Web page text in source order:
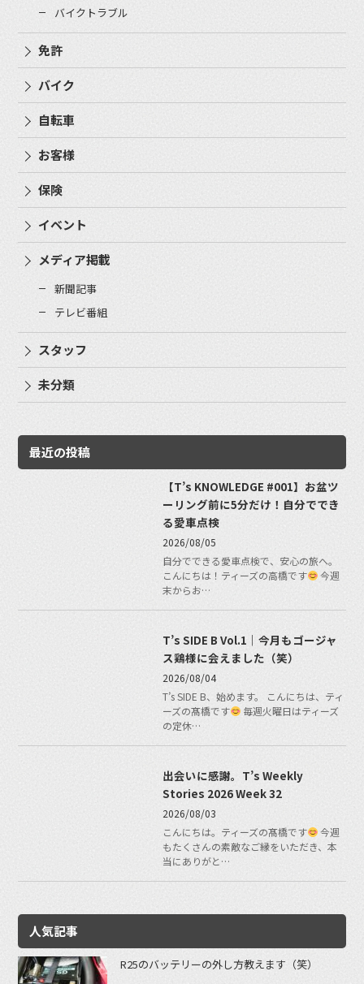
バイクトラブル
免許
バイク
自転車
お客様
保険
イベント
メディア掲載
新聞記事
テレビ番組
スタッフ
未分類
最近の投稿
【T’s KNOWLEDGE #001】お盆ツ
ーリング前に5分だけ！自分ででき
る愛車点検
2026/08/05
自分でできる愛車点検で、安心の旅へ。
こんにちは！ティーズの高橋です
今週
末からお…
T’s SIDE B Vol.1｜今月もゴージャ
ス鶏様に会えました（笑）
2026/08/04
T’s SIDE B、始めます。 こんにちは、ティ
ーズの髙橋です
毎週火曜日はティーズ
の定休…
出会いに感謝。T’s Weekly
Stories 2026 Week 32
2026/08/03
こんにちは。ティーズの髙橋です
今週
もたくさんの素敵なご縁をいただき、本
当にありがと…
人気記事
R25のバッテリーの外し方教えます（笑）